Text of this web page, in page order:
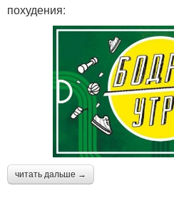
похудения:
читать дальше →